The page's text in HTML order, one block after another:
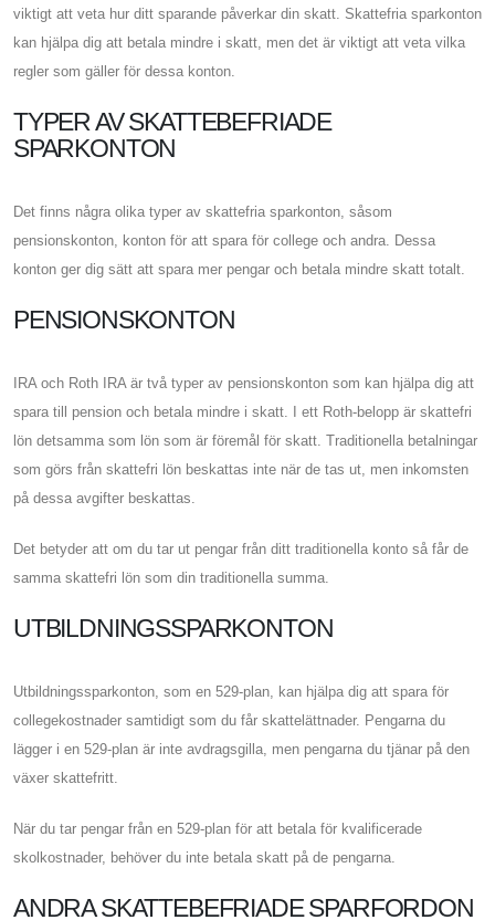
viktigt att veta hur ditt sparande påverkar din skatt. Skattefria sparkonton
kan hjälpa dig att betala mindre i skatt, men det är viktigt att veta vilka
regler som gäller för dessa konton.
TYPER AV SKATTEBEFRIADE
SPARKONTON
Det finns några olika typer av skattefria sparkonton, såsom
pensionskonton, konton för att spara för college och andra. Dessa
konton ger dig sätt att spara mer pengar och betala mindre skatt totalt.
PENSIONSKONTON
IRA och Roth IRA är två typer av pensionskonton som kan hjälpa dig att
spara till pension och betala mindre i skatt. I ett Roth-belopp är skattefri
lön detsamma som lön som är föremål för skatt. Traditionella betalningar
som görs från skattefri lön beskattas inte när de tas ut, men inkomsten
på dessa avgifter beskattas.
Det betyder att om du tar ut pengar från ditt traditionella konto så får de
samma skattefri lön som din traditionella summa.
UTBILDNINGSSPARKONTON
Utbildningssparkonton, som en 529-plan, kan hjälpa dig att spara för
collegekostnader samtidigt som du får skattelättnader. Pengarna du
lägger i en 529-plan är inte avdragsgilla, men pengarna du tjänar på den
växer skattefritt.
När du tar pengar från en 529-plan för att betala för kvalificerade
skolkostnader, behöver du inte betala skatt på de pengarna.
ANDRA SKATTEBEFRIADE SPARFORDON